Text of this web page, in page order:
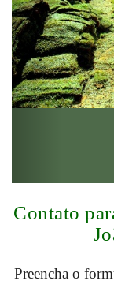
Contato
Preencha o